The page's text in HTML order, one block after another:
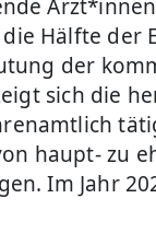
Hälfte der
der
sich die
haupt- zu
Im Jahr